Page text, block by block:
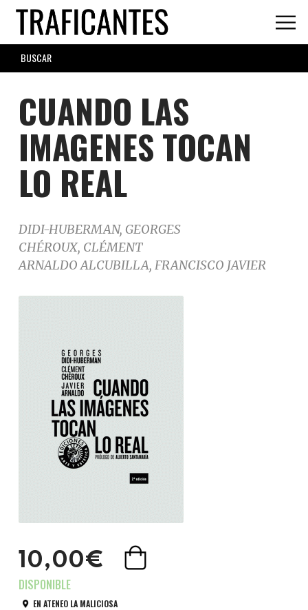
Skip
main
content
SEARCH
FORM
CUANDO LAS
IMAGENES TOCAN
LO REAL
DIDI-HUBERMAN, GEORGES
CHÉROUX, CLÉMENT
ARNALDO ALCUBILLA, FRANCISCO JAVIER
10,00€
EN ATENEO LA MALICIOSA